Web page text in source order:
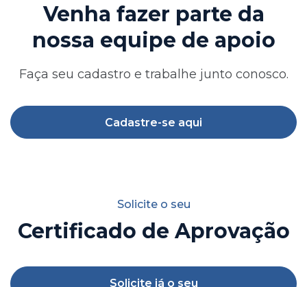
Venha fazer parte da
nossa equipe de apoio
Faça seu cadastro e trabalhe junto conosco.
Cadastre-se aqui
Solicite o seu
Certificado de Aprovação
Solicite já o seu